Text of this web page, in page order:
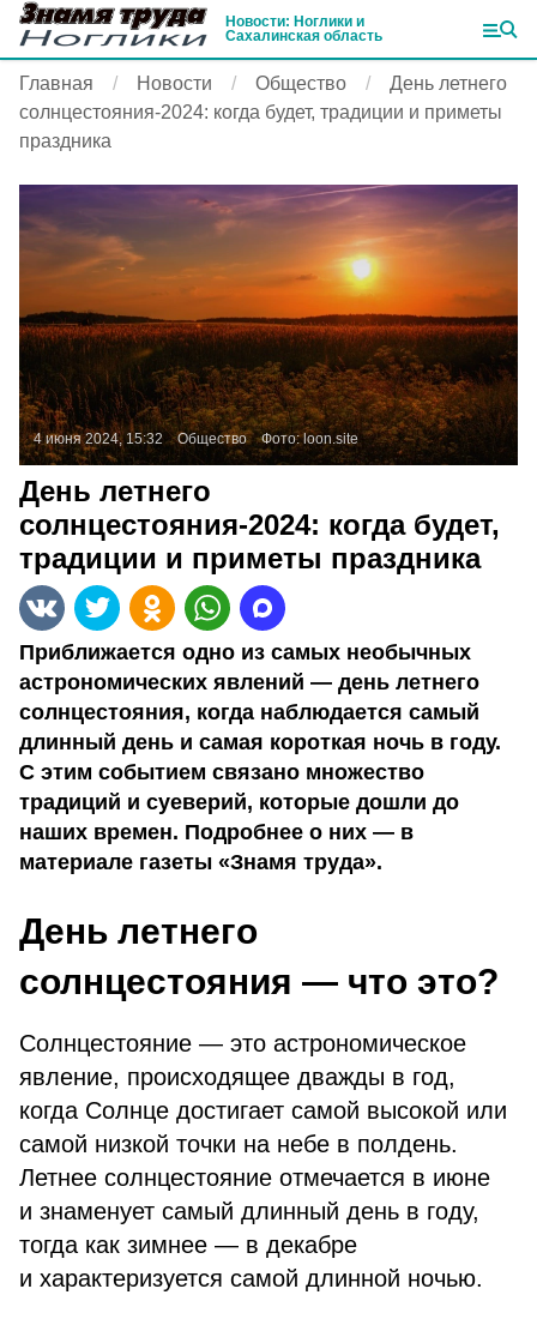
Новости: Ноглики и
Сахалинская область
Главная Новости Общество
День летнего
солнцестояния-2024: когда будет, традиции и приметы
праздника
4 июня 2024, 15:32 Общество Фото:loon.site
День летнего
солнцестояния-2024: когда будет,
традиции и приметы праздника
Приближается одно из самых необычных
астрономических явлений — день летнего
солнцестояния, когда наблюдается самый
длинный день и самая короткая ночь в году.
С этим событием связано множество
традиций и суеверий, которые дошли до
наших времен. Подробнее о них — в
материале газеты «Знамя труда».
День летнего
солнцестояния — что это?
Солнцестояние — это астрономическое
явление, происходящее дважды в год,
когда Солнце достигает самой высокой или
самой низкой точки на небе в полдень.
Летнее солнцестояние отмечается в июне
и знаменует самый длинный день в году,
тогда как зимнее — в декабре
и характеризуется самой длинной ночью.